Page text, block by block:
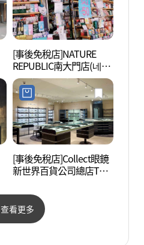
[事後免稅店]NATURE
REPUBLIC南大門店(네이
처리퍼블릭 남대문점)
[事後免稅店]Collect眼鏡
新世界百貨公司總店The
세계백화점 본점 더헤리
티지)
查看更多